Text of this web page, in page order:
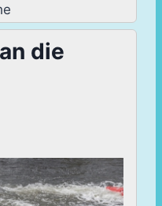
die